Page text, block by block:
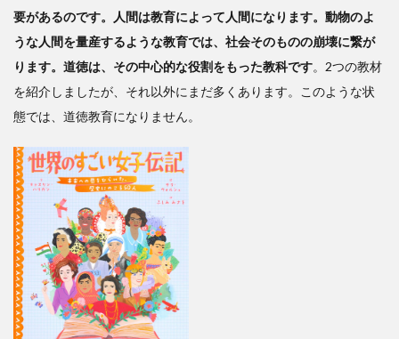
要があるのです。人間は教育によって人間になります。動物のよ
うな人間を量産するような教育では、社会そのものの崩壊に繋が
ります。道徳は、その中心的な役割をもった教科です。2つの教材
を紹介しましたが、それ以外にまだ多くあります。このような状
態では、道徳教育になりません。